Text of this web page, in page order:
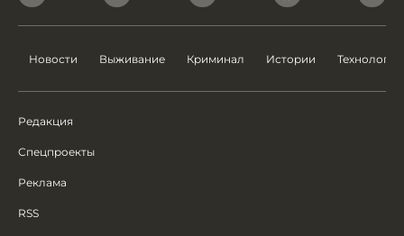
Новости Выживание Криминал Истории Технологии
Редакция
Спецпроекты
Реклама
RSS